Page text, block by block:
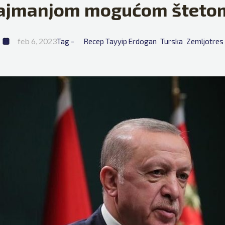
mogućom
feb 6, 2023Tag - Recep Tayyip Erdogan Turska Zemljotres